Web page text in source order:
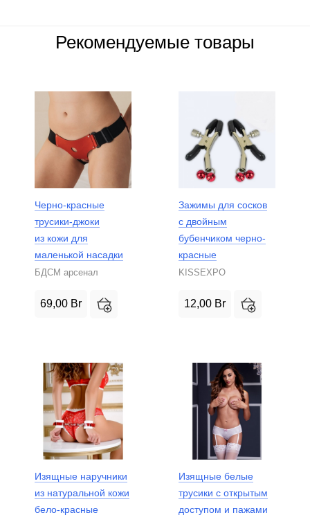
Рекомендуемые товары
Черно-красные
трусики-джоки
из кожи для
маленькой насадки
БДСМ арсенал
69,00 Br
Зажимы для сосков
с двойным
бубенчиком черно-
красные
KISSEXPO
12,00 Br
Изящные наручники
из натуральной кожи
бело-красные
Изящные белые
трусики с открытым
доступом и пажами